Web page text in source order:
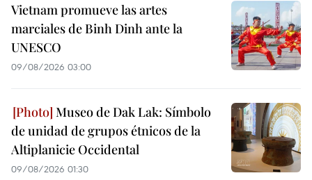
Vietnam promueve las artes
marciales de Binh Dinh ante la
UNESCO
09/08/2026 03:00
Museo de Dak Lak: Símbolo
de unidad de grupos étnicos de la
Altiplanicie Occidental
09/08/2026 01:30